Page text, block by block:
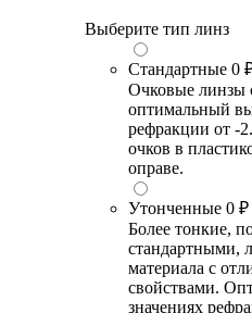
Выберите тип линз
Стандартные 0
Очковые линзы
оптимальный
рефракции от -
очков в
оправе.
Утонченные 0 ₽
Более тонкие,
стандартными,
материала с
свойствами.
значениях